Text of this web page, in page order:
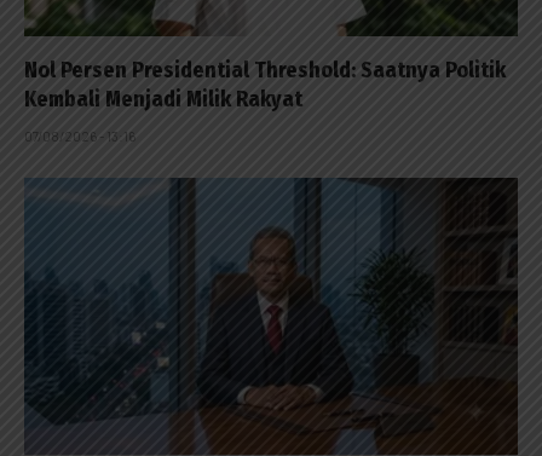
Nol Persen Presidential Threshold: Saatnya Politik
Kembali Menjadi Milik Rakyat
07/08/2026 - 13:16